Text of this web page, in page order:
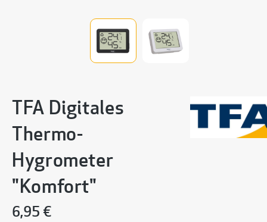
TFA Digitales
Thermo-
Hygrometer
"Komfort"
6,95 €